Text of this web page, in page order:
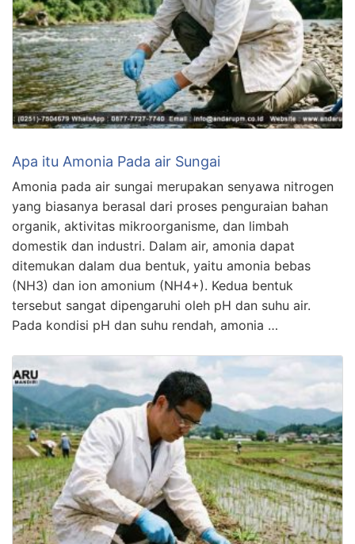
Apa itu Amonia Pada air Sungai
Amonia pada air sungai merupakan senyawa nitrogen
yang biasanya berasal dari proses penguraian bahan
organik, aktivitas mikroorganisme, dan limbah
domestik dan industri. Dalam air, amonia dapat
ditemukan dalam dua bentuk, yaitu amonia bebas
(NH3) dan ion amonium (NH4+). Kedua bentuk
tersebut sangat dipengaruhi oleh pH dan suhu air.
Pada kondisi pH dan suhu rendah, amonia …